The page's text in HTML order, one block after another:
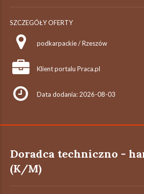
SZCZEGÓŁY OFERTY
podkarpackie / Rzeszów
Klient portalu Praca.pl
Data dodania: 2026-08-03
Doradca techniczno -
(K/M)